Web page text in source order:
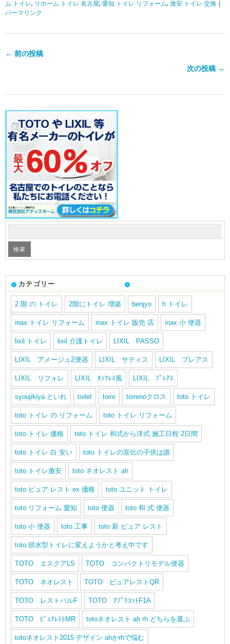
ム トイレ, リホーム トイレ 名古屋, 愛知 トイレ リフォーム, 激安 トイレ 交換
パーマリンク
← 前の投稿
次の投稿 →
カテゴリー
2 階 の トイレ 2階にトイレ 増築 benjyo h トイレ
inax トイレ リフォーム inax トイレ 販売 店 inax 小 便器
lixil トイレ lixil 介護トイレ LIXIL PASSO
LIXIL アメージュZ便器 LIXIL サティス LIXIL プレアス
LIXIL リフォレ LIXIL ﾀﾝｸﾚｽ風 LIXIL ﾌﾟﾚｱｽ
syoujikiya といれ toilet toire toirenoクロス toto トイレ
toto トイレ の リフォーム toto トイレ リフォーム
toto トイレ 価格 toto トイレ 和式から洋式 施工日程 2日間
toto トイレ 白 安い toto トイレの宣伝の子供は誰
toto トイレ激安 toto ネオレスト ah
toto ピュア レスト ex 価格 toto ユニット トイレ
toto リフォーム 愛知 toto 便器 toto 和 式 便器
toto 小 便器 toto 工事 toto 新 ピュア レスト
toto 節水型トイレに変えようかと考え中です
TOTO エスクアLS TOTO コンパクトリモデル便器
TOTO ネオレスト TOTO ピュアレストQR
TOTO レストパルF TOTO ｱﾌﾟﾘｺｯﾄF1A
TOTO ﾋﾟｭｱﾚｽﾄMR totoネオレスト ah rh どちらを選ぶ
totoネオレスト2015 デザイン ahかrhで悩む